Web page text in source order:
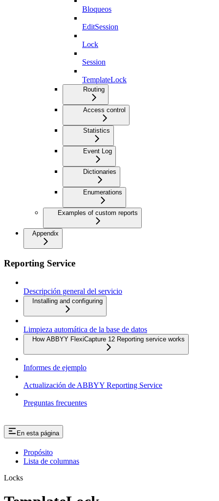
Bloqueos
EditSession
Lock
Session
TemplateLock
Routing
Access control
Statistics
Event Log
Dictionaries
Enumerations
Examples of custom reports
Appendix
Reporting Service
Descripción general del servicio
Installing and configuring
Limpieza automática de la base de datos
How ABBYY FlexiCapture 12 Reporting service works
Informes de ejemplo
Actualización de ABBYY Reporting Service
Preguntas frecuentes
En esta página
Propósito
Lista de columnas
Locks